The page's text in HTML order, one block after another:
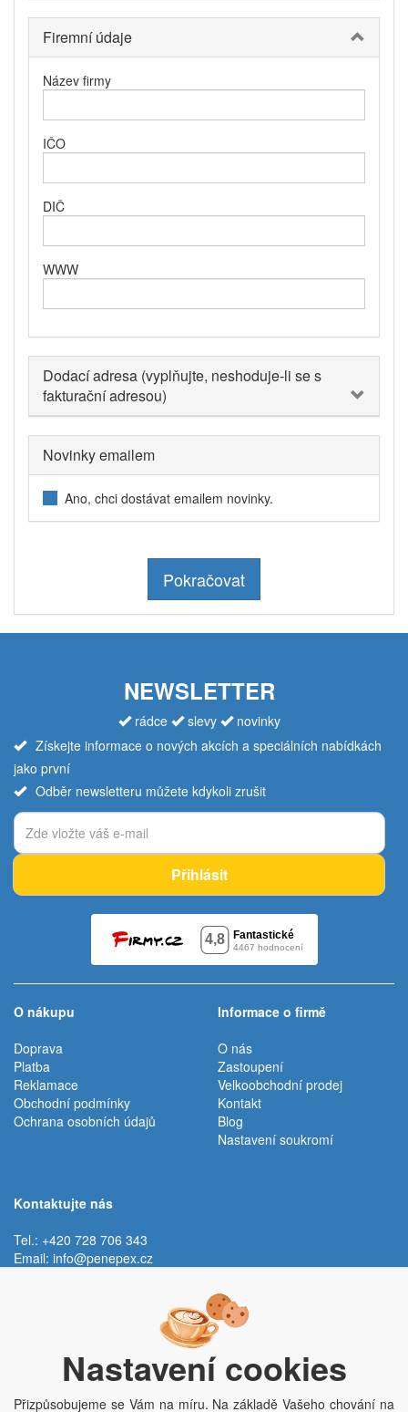
Firemní údaje
Název firmy
IČO
DIČ
WWW
Dodací adresa (vyplňujte, neshoduje-li se s
fakturační adresou)
Novinky emailem
Ano, chci dostávat emailem novinky.
Pokračovat
NEWSLETTER
rádce slevy
novinky
Získejte informace o nových akcích a speciálních nabídkách
jako první
Odběr newsletteru můžete kdykoli zrušit
Přihlásit
O nákupu
Doprava
Platba
Reklamace
Obchodní podmínky
Ochrana osobních údajů
Informace o firmě
O nás
Zastoupení
Velkoobchodní prodej
Kontakt
Blog
Nastavení soukromí
Kontaktujte nás
Tel.: +420 728 706 343
Email: info@penepex.cz
Trávník 2076, 686 03 Staré Město
Nastavení cookies
Přizpůsobujeme se Vám na míru. Na základě Vašeho chování na